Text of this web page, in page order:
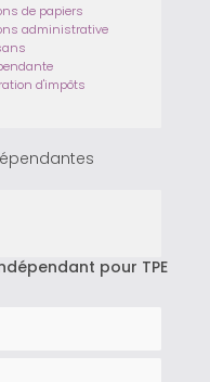
de papiers
administrative
d'impôts
pour TPE